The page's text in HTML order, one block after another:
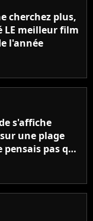
cherchez plus,
LE meilleur film
l'année
s'affiche
une plage
pas que